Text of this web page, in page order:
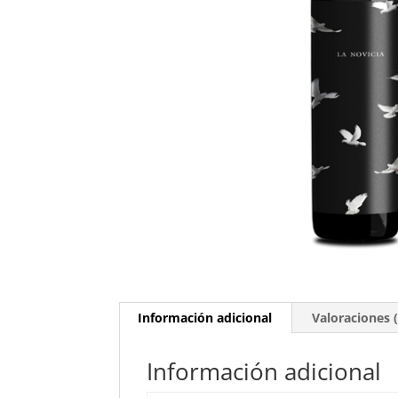
Información adicional Valoraciones
Información adicional